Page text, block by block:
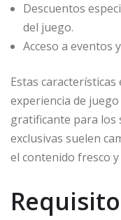
Descuentos
del juego.
Acceso a eventos
Estas
experiencia de
gratificante para los
exclusivas suelen
el contenido fresco